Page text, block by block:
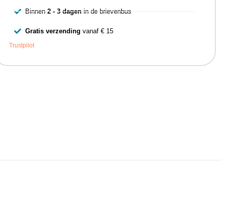
Binnen2 - 3 dagen in de brievenbus
Gratis verzending vanaf € 15
Trustpilot